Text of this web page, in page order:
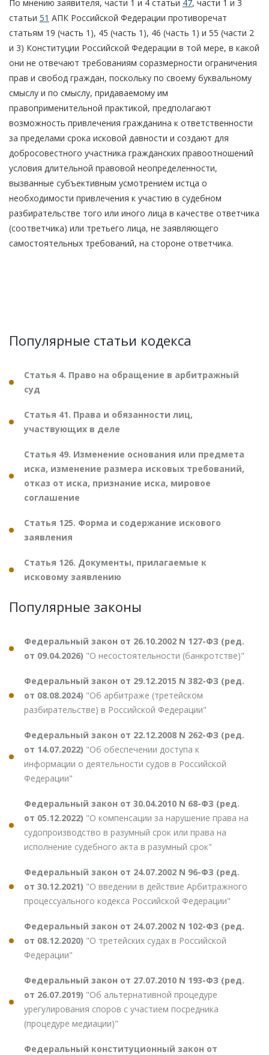
По мнению заявителя, части 1 и 4 статьи 47, части 1 и 3
статьи 51 АПК Российской Федерации противоречат
статьям 19 (часть 1), 45 (часть 1), 46 (часть 1) и 55 (части 2
и 3) Конституции Российской Федерации в той мере, в какой
они не отвечают требованиям соразмерности ограничения
прав и свобод граждан, поскольку по своему буквальному
смыслу и по смыслу, придаваемому им
правоприменительной практикой, предполагают
возможность привлечения гражданина к ответственности
за пределами срока исковой давности и создают для
добросовестного участника гражданских правоотношений
условия длительной правовой неопределенности,
вызванные субъективным усмотрением истца о
необходимости привлечения к участию в судебном
разбирательстве того или иного лица в качестве ответчика
(соответчика) или третьего лица, не заявляющего
самостоятельных требований, на стороне ответчика.
Популярные статьи кодекса
Статья 4. Право на обращение в арбитражный
суд
Статья 41. Права и обязанности лиц,
участвующих в деле
Статья 49. Изменение основания или предмета
иска, изменение размера исковых требований,
отказ от иска, признание иска, мировое
соглашение
Статья 125. Форма и содержание искового
заявления
Статья 126. Документы, прилагаемые к
исковому заявлению
Популярные законы
Федеральный закон от 26.10.2002 N 127-ФЗ (ред.
от 09.04.2026) "О несостоятельности (банкротстве)"
Федеральный закон от 29.12.2015 N 382-ФЗ (ред.
от 08.08.2024) "Об арбитраже (третейском
разбирательстве) в Российской Федерации"
Федеральный закон от 22.12.2008 N 262-ФЗ (ред.
от 14.07.2022) "Об обеспечении доступа к
информации о деятельности судов в Российской
Федерации"
Федеральный закон от 30.04.2010 N 68-ФЗ (ред.
от 05.12.2022) "О компенсации за нарушение права на
судопроизводство в разумный срок или права на
исполнение судебного акта в разумный срок"
Федеральный закон от 24.07.2002 N 96-ФЗ (ред.
от 30.12.2021) "О введении в действие Арбитражного
процессуального кодекса Российской Федерации"
Федеральный закон от 24.07.2002 N 102-ФЗ (ред.
от 08.12.2020) "О третейских судах в Российской
Федерации"
Федеральный закон от 27.07.2010 N 193-ФЗ (ред.
от 26.07.2019) "Об альтернативной процедуре
урегулирования споров с участием посредника
(процедуре медиации)"
Федеральный конституционный закон от